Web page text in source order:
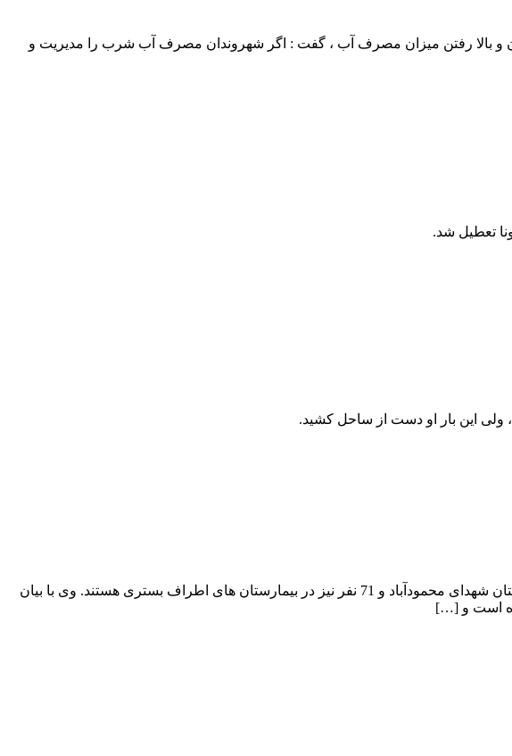
و بالا رفتن میزان مصرف آب ، گفت : اگر شهروندان مصرف آب شرب را مدیریت و
تعطیل شد.
ولی این بار او دست از ساحل کشید.
عباس توان در گفت و گوی اختصاصی با خبرنگار محمودآباد آنلاین افزود:در حال حاضر 50 بیمار کرونایی در بیمارستان شهدای محمودآباد و 71 نفر نیز در بیمارستان های اطراف بستری هستند. وی با بیان
است و […]